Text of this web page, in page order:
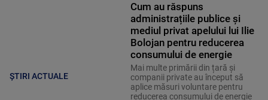
ȘTIRI ACTUALE
Cum au răspuns
administrațiile publice și
mediul privat apelului lui Ilie
Bolojan pentru reducerea
consumului de energie
Mai multe primării din țară și
companii private au început să
aplice măsuri voluntare pentru
reducerea consumului de energie